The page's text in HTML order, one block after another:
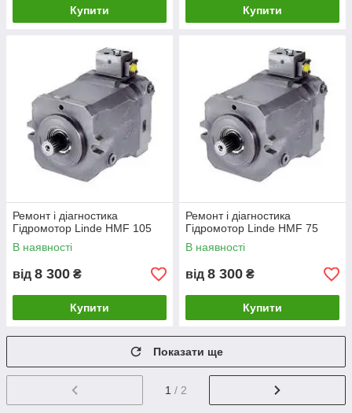
Купити Купити
Ремонт і діагностика
Гідромотор Linde HMF 105
В наявності
від 8 300 ₴
Купити
Ремонт і діагностика
Гідромотор Linde HMF 75
В наявності
від 8 300 ₴
Купити
Показати ще
1 / 2